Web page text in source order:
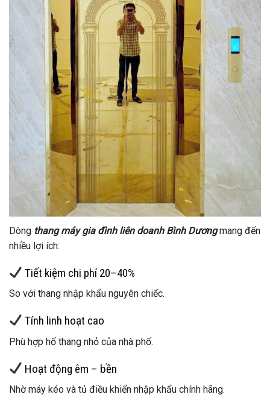
Dòng thang máy gia đình liên doanh Bình Dươngmang đến
nhiều lợi ích:
Tiết kiệm chi phí 20–40%
So với thang nhập khẩu nguyên chiếc.
Tính linh hoạt cao
Phù hợp hố thang nhỏ của nhà phố.
Hoạt động êm – bền
Nhờ máy kéo và tủ điều khiển nhập khẩu chính hãng.